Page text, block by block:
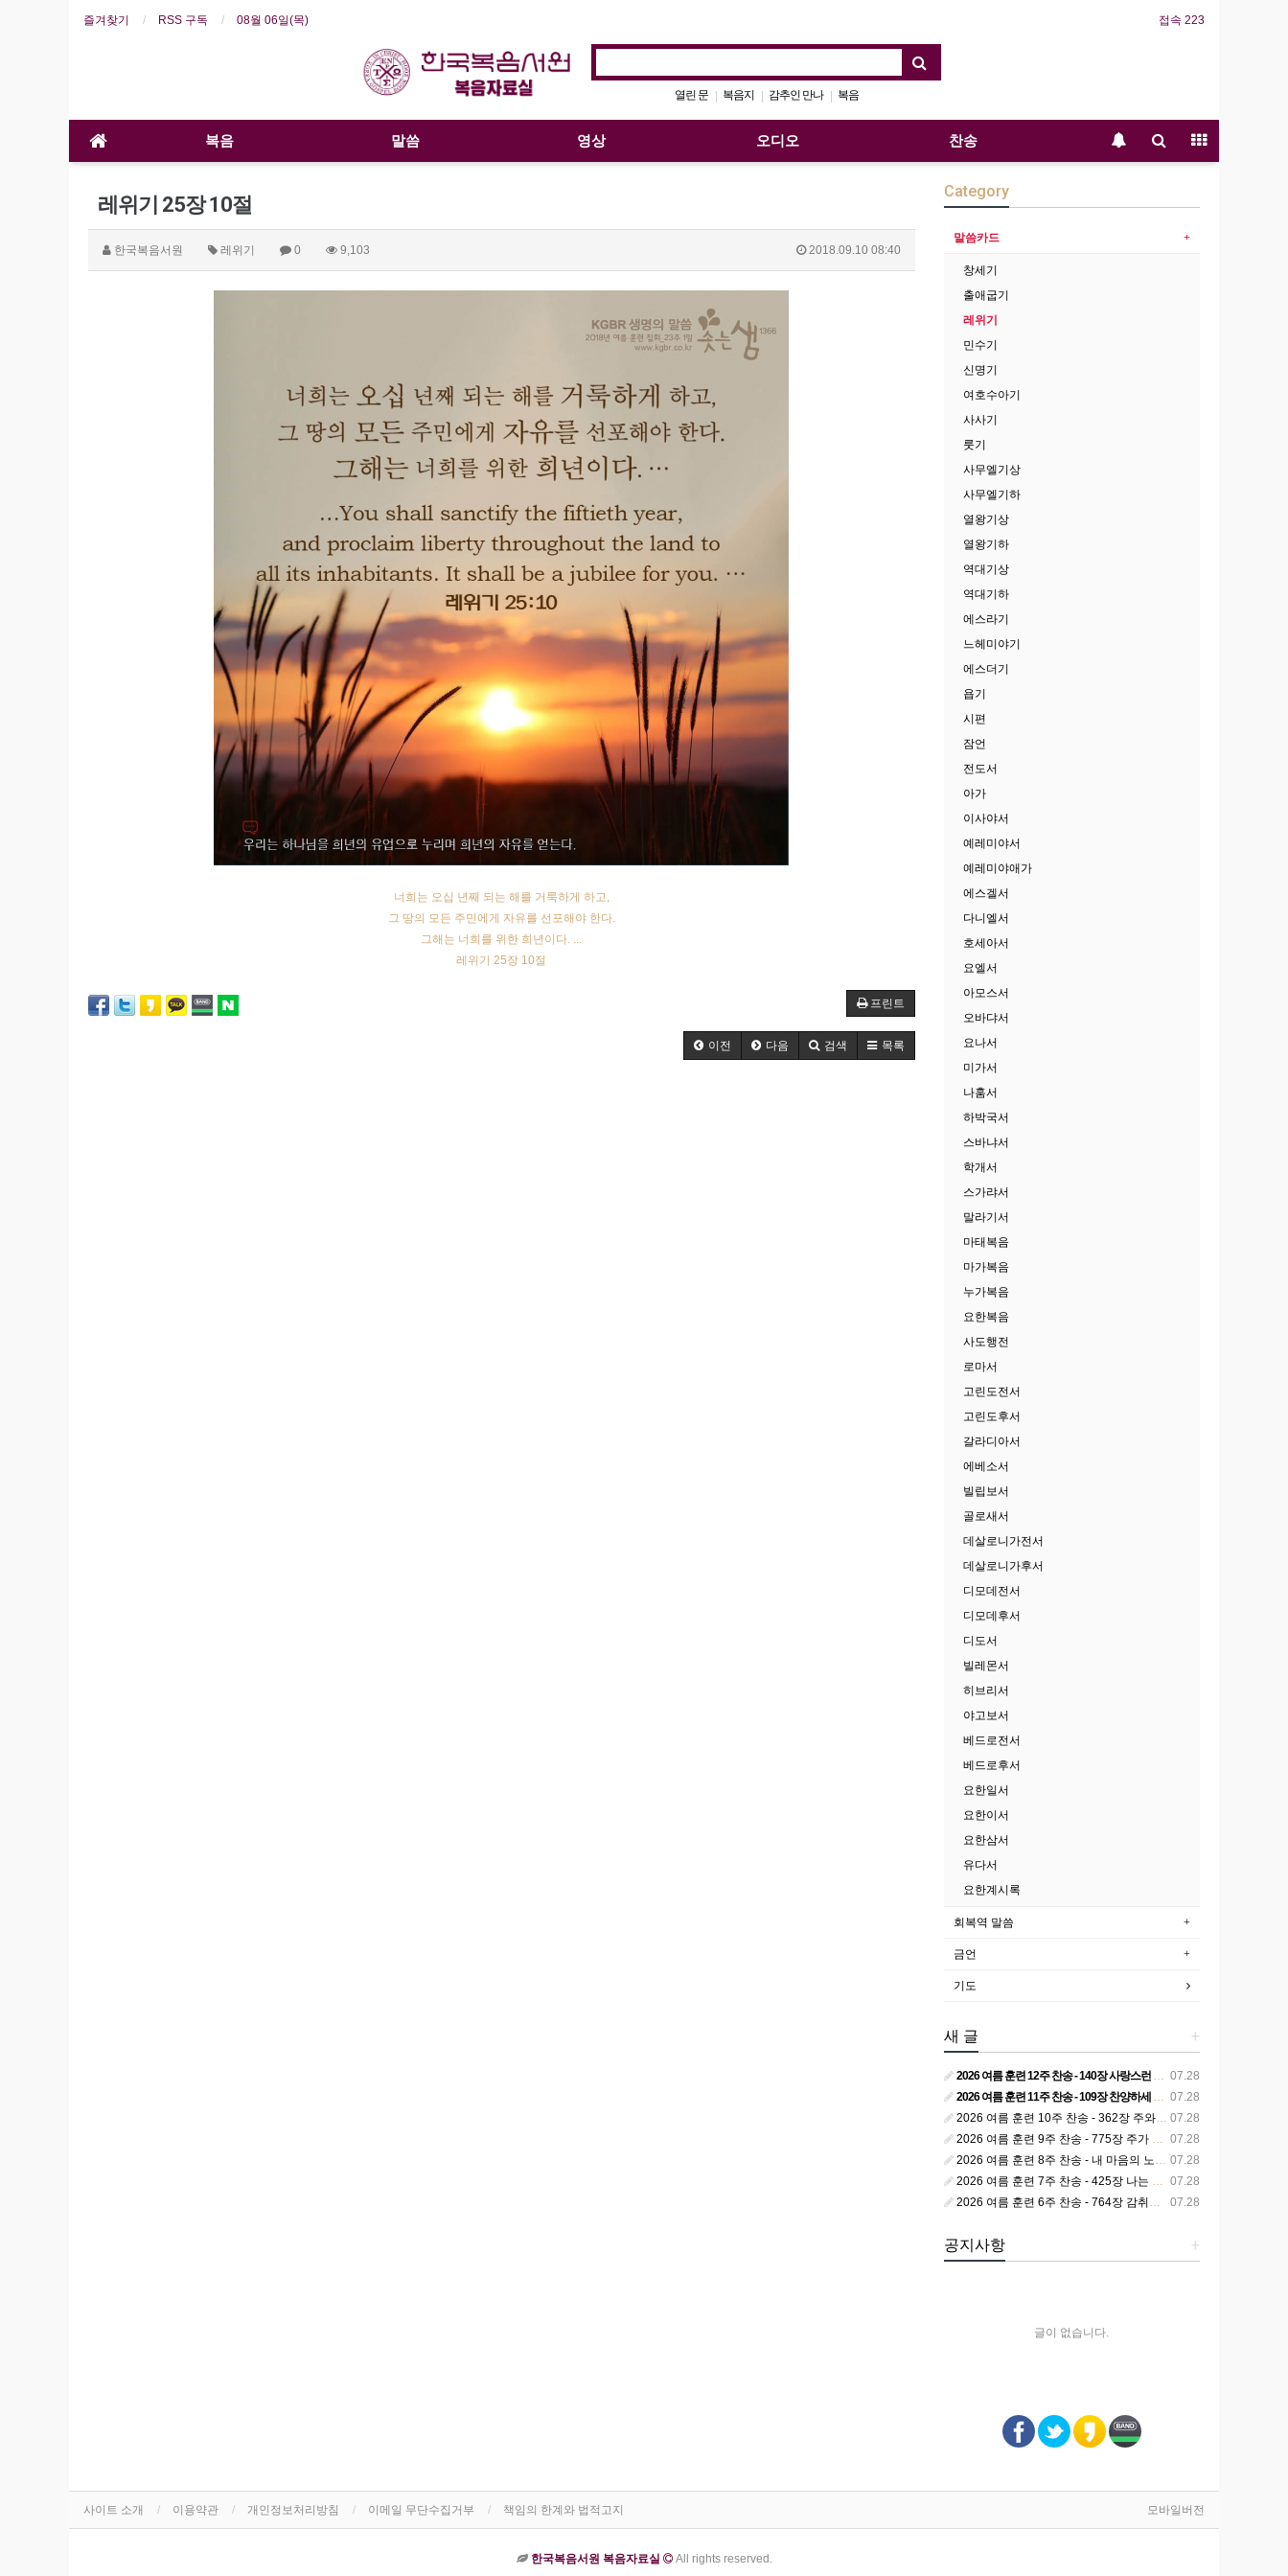
즐겨찾기 RSS 구독 08월 06일(목) 접속 223
열린 문 | 복음지 | 감추인 만나 | 복음
복음 말씀 영상 오디오 찬송
레위기 25장 10절
한국복음서원 레위기 0 9,103 2018.09.10 08:40
너희는 오십 년째 되는 해를 거룩하게 하고,
그 땅의 모든 주민에게 자유를 선포해야 한다.
그해는 너희를 위한 희년이다. ...
레위기 25장 10절
프린트
이전 다음 검색 목록
Category
말씀카드
창세기
출애굽기
레위기
민수기
신명기
여호수아기
사사기
룻기
사무엘기상
사무엘기하
열왕기상
열왕기하
역대기상
역대기하
에스라기
느헤미야기
에스더기
욥기
시편
잠언
전도서
아가
이사야서
예레미야서
예레미야애가
에스겔서
다니엘서
호세아서
요엘서
아모스서
오바댜서
요나서
미가서
나훔서
하박국서
스바냐서
학개서
스가랴서
말라기서
마태복음
마가복음
누가복음
요한복음
사도행전
로마서
고린도전서
고린도후서
갈라디아서
에베소서
빌립보서
골로새서
데살로니가전서
데살로니가후서
디모데전서
디모데후서
디도서
빌레몬서
히브리서
야고보서
베드로전서
베드로후서
요한일서
요한이서
요한삼서
유다서
요한계시록
회복역 말씀
금언
기도
+
새 글
07.28
2026 여름 훈련 12주 찬송 - 140장 사랑스런 나의 신랑
07.28
2026 여름 훈련 11주 찬송 - 109장 찬양하세 주의 승리
07.28
2026 여름 훈련 10주 찬송 - 362장 주와 함께 못 박혀서
07.28
2026 여름 훈련 9주 찬송 - 775장 주가 구속하신 백성
07.28
2026 여름 훈련 8주 찬송 - 내 마음의 노래 393장 참 영광스런 우리 왕
07.28
2026 여름 훈련 7주 찬송 - 425장 나는 피조된 그릇
07.28
2026 여름 훈련 6주 찬송 - 764장 감취었던 비밀 나타났으니
+
공지사항
글이 없습니다.
사이트 소개 이용약관 개인정보처리방침 이메일 무단수집거부 책임의 한계와 법적고지 모바일버전
한국복음서원 복음자료실 All rights reserved.